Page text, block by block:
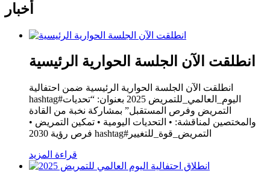
أخبار
انطلقت الآن الجلسة الحوارية الرئيسية
انطلقت الآن الجلسة الحوارية الرئيسية ضمن احتفالية
hashtag#اليوم_العالمي_للتمريض 2025 بعنوان: “تحديات
التمريض وفرص المستقبل” بمشاركة نخبة من القادة
والمختصين لمناقشة: • التحديات اليومية • تمكين التمريض •
فرص رؤية 2030 hashtag#التمريض_قوة_للتغيير
قراءة المزيد